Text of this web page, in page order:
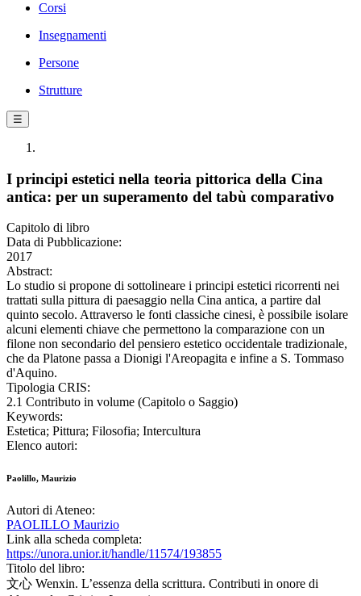
Corsi
Insegnamenti
Persone
Strutture
☰
I principi estetici nella teoria pittorica della Cina
antica: per un superamento del tabù comparativo
Capitolo di libro
Data di Pubblicazione:
2017
Abstract:
Lo studio si propone di sottolineare i principi estetici ricorrenti nei
trattati sulla pittura di paesaggio nella Cina antica, a partire dal
quinto secolo. Attraverso le fonti classiche cinesi, è possibile isolare
alcuni elementi chiave che permettono la comparazione con un
filone non secondario del pensiero estetico occidentale tradizionale,
che da Platone passa a Dionigi l'Areopagita e infine a S. Tommaso
d'Aquino.
Tipologia CRIS:
2.1 Contributo in volume (Capitolo o Saggio)
Keywords:
Estetica; Pittura; Filosofia; Intercultura
Elenco autori:
Paolillo, Maurizio
Autori di Ateneo:
PAOLILLO Maurizio
Link alla scheda completa:
https://unora.unior.it/handle/11574/193855
Titolo del libro:
文心 Wenxin. L’essenza della scrittura. Contributi in onore di